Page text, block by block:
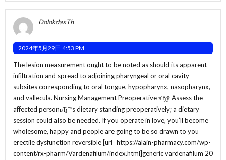
DolokdaxTh
2024年5月29日 4:53 PM
The lesion measurement ought to be noted as should its apparent
infiltration and spread to adjoining pharyngeal or oral cavity
subsites corresponding to oral tongue, hypopharynx, nasopharynx,
and vallecula. Nursing Management Preoperative вЂў Assess the
affected personвЂ™s dietary standing preoperatively; a dietary
session could also be needed. If you operate in love, you’ll become
wholesome, happy and people are going to be so drawn to you
erectile dysfunction reversible [url=https://alain-pharmacy.com/wp-
content/rx-pharm/Vardenafilum/index.html]generic vardenafilum 20